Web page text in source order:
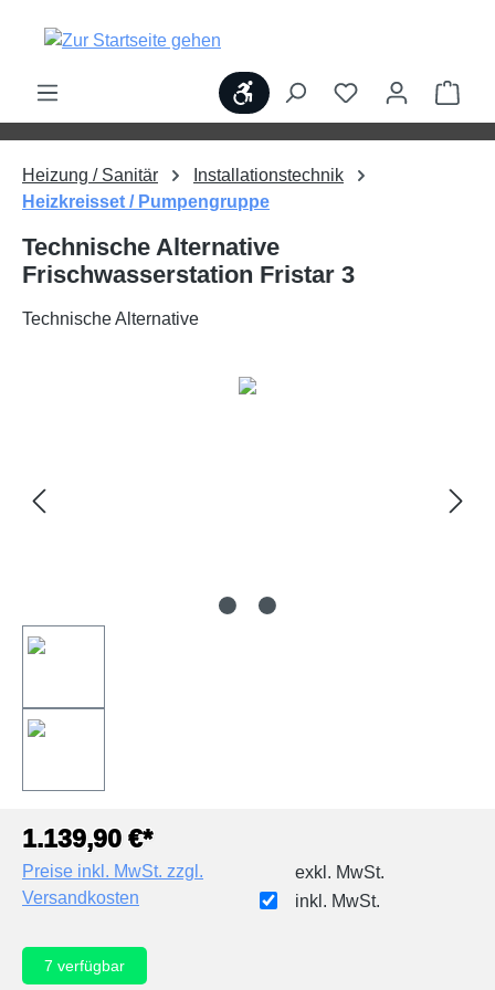
springen
Werkzeugleiste anzeigen
Heizung / Sanitär
Installationstechnik
Heizkreisset / Pumpengruppe
Technische Alternative
Frischwasserstation Fristar 3
Technische Alternative
1.139,90 €*
Preise inkl. MwSt. zzgl.
Versandkosten
exkl. MwSt.
inkl. MwSt.
7 verfügbar